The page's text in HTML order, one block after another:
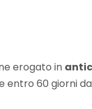
erogato in
entro 60 giorni